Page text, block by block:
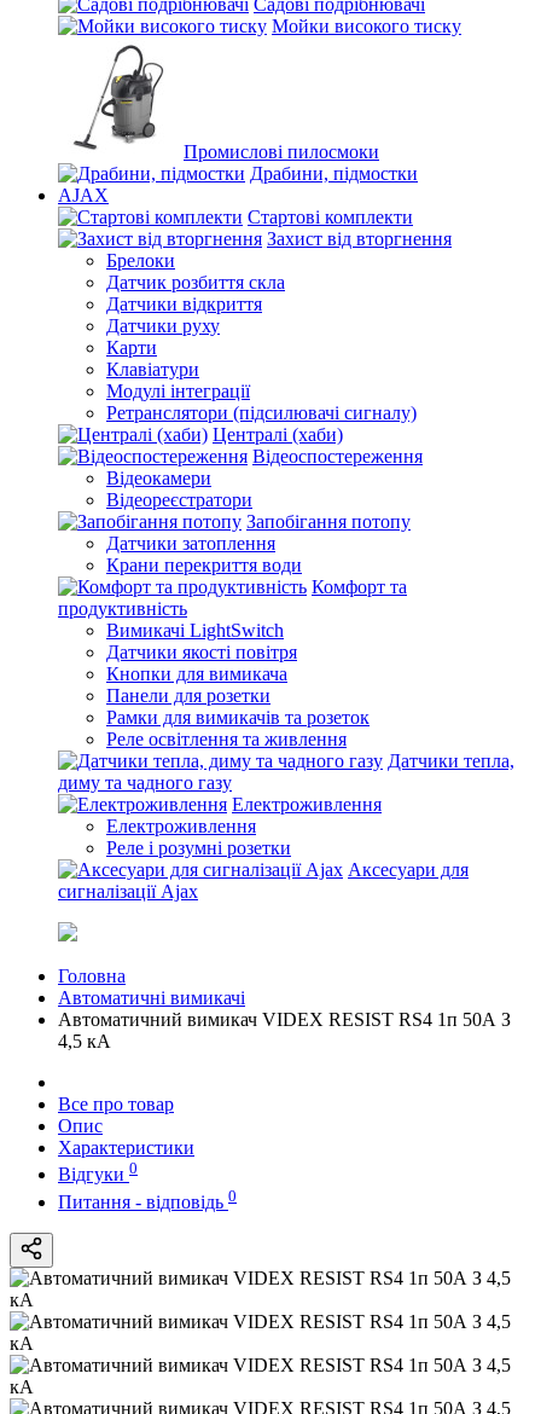
Садові подрібнювачі
Мойки високого тиску
Промислові пилосмоки
Драбини, підмостки
AJAX
Стартові комплекти
Захист від вторгнення
Брелоки
Датчик розбиття скла
Датчики відкриття
Датчики руху
Карти
Клавіатури
Модулі інтеграції
Ретранслятори (підсилювачі сигналу)
Централі (хаби)
Відеоспостереження
Відеокамери
Відеореєстратори
Запобігання потопу
Датчики затоплення
Крани перекриття води
Комфорт та
продуктивність
Вимикачі LightSwitch
Датчики якості повітря
Кнопки для вимикача
Панели для розетки
Рамки для вимикачів та розеток
Реле освітлення та живлення
Датчики тепла,
диму та чадного газу
Електроживлення
Електроживлення
Реле і розумні розетки
Аксесуари для
сигналізації Ajax
Головна
Автоматичні вимикачі
Автоматичний вимикач VIDEX RESIST RS4 1п 50А З
4,5 кА
Все про товар
Опис
Характеристики
Відгуки 0
Питання - відповідь 0